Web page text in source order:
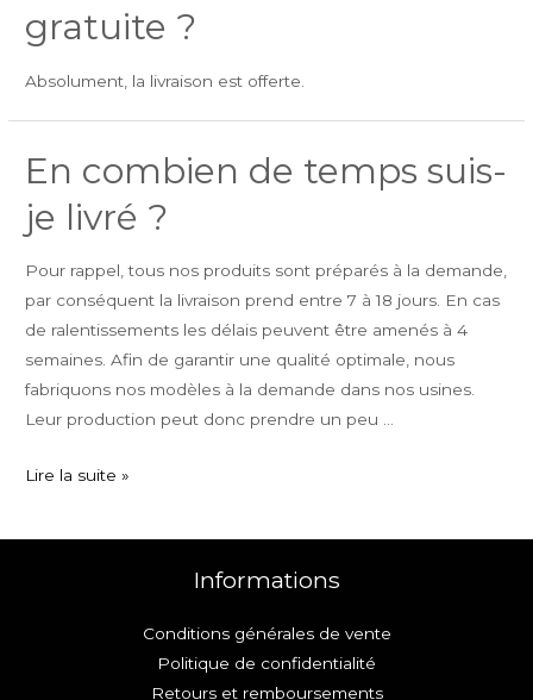
gratuite ?
Absolument, la livraison est offerte.
En combien de temps suis-
je livré ?
Pour rappel, tous nos produits sont préparés à la demande,
par conséquent la livraison prend entre 7 à 18 jours. En cas
de ralentissements les délais peuvent être amenés à 4
semaines. Afin de garantir une qualité optimale, nous
fabriquons nos modèles à la demande dans nos usines.
Leur production peut donc prendre un peu …
En
Lire la suite »
Informations
Conditions générales de vente
Politique de confidentialité
Retours et remboursements